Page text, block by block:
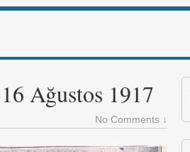
Ağustos 1917
No Comments ↓